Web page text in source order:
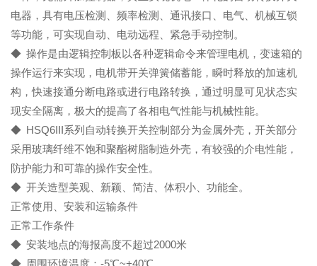
电器，具有电压检测、频率检测、通讯接口、电气、机械互锁
等功能，可实现自动、电动远程、紧急手动控制。
◆ 操作是由逻辑控制板以各种逻辑命令来管理电机，变速箱的
操作运行来实现，电机带开关弹簧储蓄能，瞬时释放的加速机
构，快速接通分断电路或进行电路转换，通过明显可见状态实
现安全隔离，极大的提高了各相电气性能与机械性能。
◆ HSQ6III系列自动转换开关控制部分为金属外壳，开关部分
采用玻璃纤维不饱和聚酯树脂制造外壳，有较强的介电性能，
防护能力和可靠的操作安全性。
◆ 开关造型美观、新颖、简洁、体积小、功能全。
正常使用、安装和运输条件
正常工作条件
◆ 安装地点的海报高度不超过2000米
◆ 周围环境温度：-5℃~+40℃